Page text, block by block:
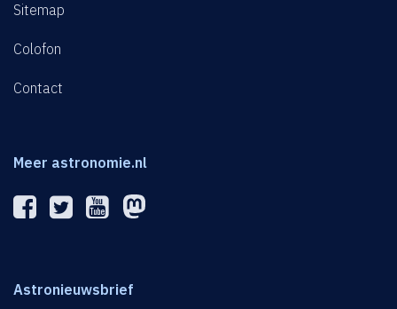
Sitemap
Colofon
Contact
Meer astronomie.nl
Astronieuwsbrief